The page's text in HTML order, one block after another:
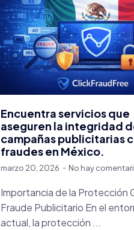
Encuentra servicios que
aseguren la integridad
campañas publicitarias
fraudes en México.
marzo 20, 2026 No hay
Importancia de la Protección
Fraude Publicitario En el
actual, la protección ...